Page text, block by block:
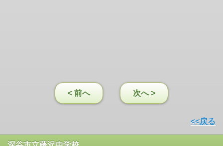
< 前へ 次へ >
<<戻る